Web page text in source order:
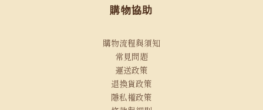
購物協助
購物流程與須知
常見問題
運送政策
退換貨政策
隱私權政策